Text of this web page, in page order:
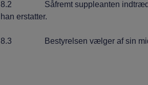
8.2 Såfremt suppleanten indtræder i
han erstatter.
8.3 Bestyrelsen vælger af sin